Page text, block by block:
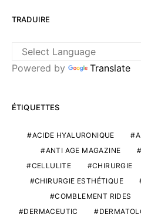
TRADUIRE
Powered by Translate
ÉTIQUETTES
ACIDE HYALURONIQUE
ANTI AGE MAGAZINE
CELLULITE
CHIRURGIE
CHIRURGIE ESTHÉTIQUE
COMBLEMENT RIDES
DERMACEUTIC